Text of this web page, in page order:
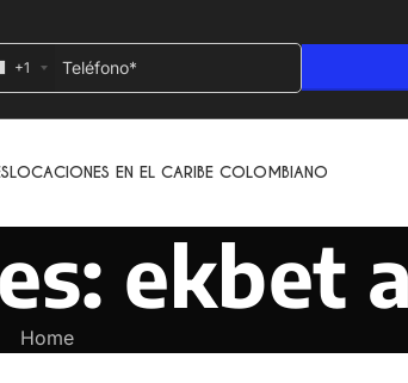
+1
LOCACIONES EN EL CARIBE COLOMBIANO
ekbet
Home